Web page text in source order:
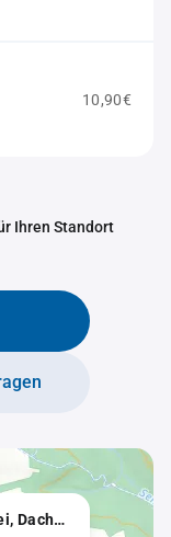
10,90€
Ihren Standort
Holzbau Haderer e.U. Zimmerei, Dachdeckerei, Spenglerei